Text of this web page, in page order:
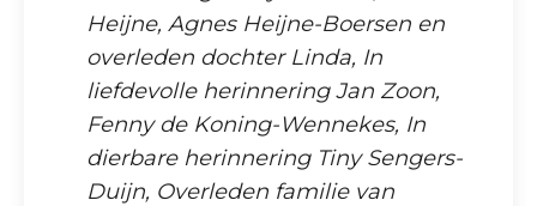
Heijne, Agnes Heijne-Boersen en
overleden dochter Linda, In
liefdevolle herinnering Jan Zoon,
Fenny de Koning-Wennekes, In
dierbare herinnering Tiny Sengers-
Duijn, Overleden familie van